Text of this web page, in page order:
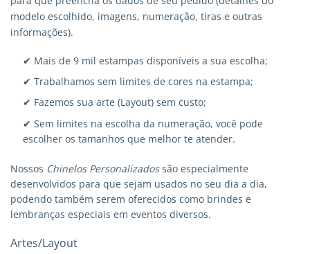
modelo escolhido, imagens, numeração, tiras e outras
informações).
✔ Mais de 9 mil estampas disponíveis a sua escolha;
✔ Trabalhamos sem limites de cores na estampa;
✔ Fazemos sua arte (Layout) sem custo;
✔ Sem limites na escolha da numeração, você pode
escolher os tamanhos que melhor te atender.
Nossos Chinelos Personalizadossão especialmente
desenvolvidos para que sejam usados no seu dia a dia,
podendo também serem oferecidos como brindes e
lembranças especiais em eventos diversos.
Artes/Layout